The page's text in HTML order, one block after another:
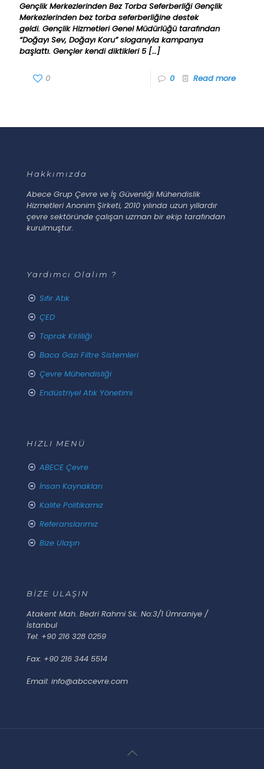
Gençlik Merkezlerinden Bez Torba Seferberliği Gençlik
Merkezlerinden bez torba seferberliğine destek
geldi. Gençlik Hizmetleri Genel Müdürlüğü tarafından
“Doğayı Sev, Doğayı Koru” sloganıyla kampanya
başlattı. Gençler kendi diktikleri 5[…]
0 0 Read more
Hakkımızda
Abece Grup Çevre ve İş Güvenliği Mühendislik
Hizmetleri Anonim Şirketi, 2010 yılında uzun yıllardır
çevre sektöründe çalışan uzman bir ekip tarafından
kurulmuştur.
Yardımcı Olalım ?
Sıfır Atık
ÇED
Toprak Kirliliği
Baca Gazı Filtre Sistemleri
Çevre Mühendisliği
Endüstriyel Atık Yönetimi
HIZLI MENÜ
ABECE Çevre
İnsan Kaynakları
Kalite Politikamız
Referanslarımız
Bize Ulaşın
BİZE ULAŞIN
Atakent Mah. Bedri Rahmi Sk. No:3/1 Ümraniye /
İstanbul
Tel: +90 216 328 0259
Fax: +90 216 344 5514
Email: info@abccevre.com